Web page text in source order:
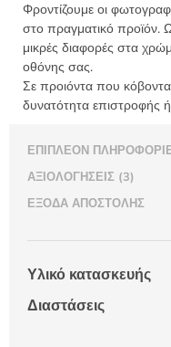
Φροντίζουμε οι
στο πραγματικό προϊόν.
μικρές διαφορές στα
οθόνης σας.
Σε προιόντα που
δυνατότητα επιστροφής
ΕΠΙΠΛΈΟΝ
ΑΞΙΟΛΟΓΉΣΕΙΣ (3)
ΈΞΟΔΑ ΑΠΟΣΤΟΛΉΣ
Υλικό κατασκευής
Διαστάσεις